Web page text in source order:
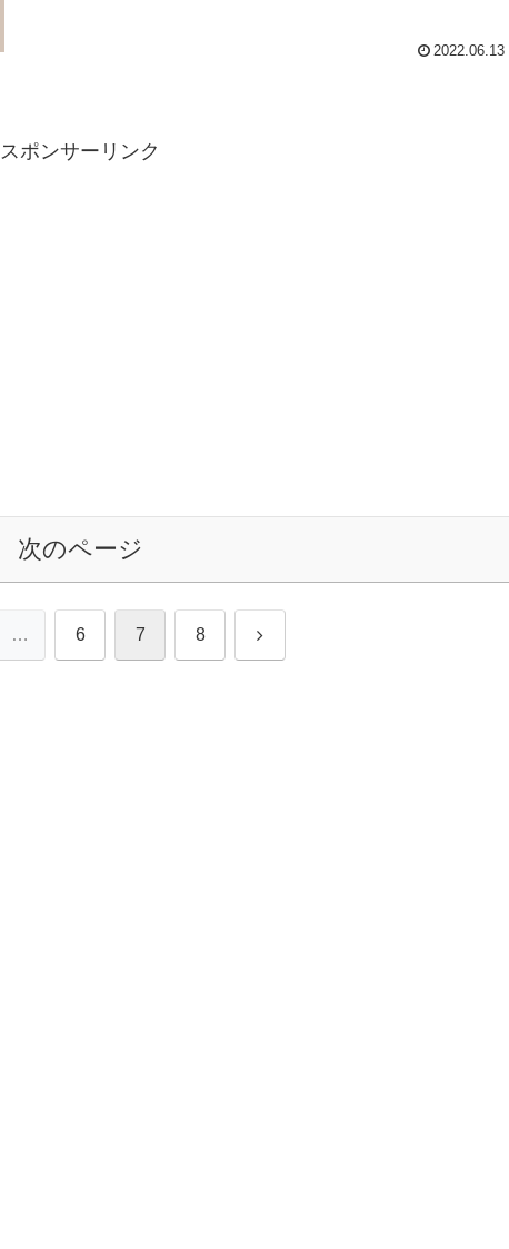
2022.06.13
スポンサーリンク
次のページ
… 6 7 8 次